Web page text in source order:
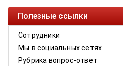
Полезные ссылки
Сотрудники
Мы в социальных сетях
Рубрика вопрос-ответ